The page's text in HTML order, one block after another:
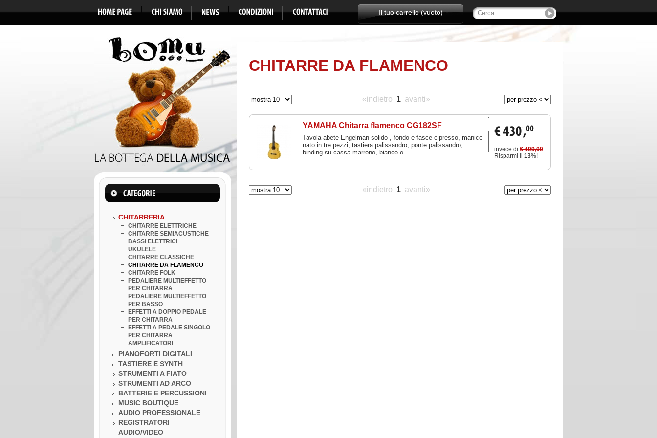
Il tuo carrello (vuoto)
CHITARRERIA
CHITARRE ELETTRICHE
CHITARRE SEMIACUSTICHE
BASSI ELETTRICI
UKULELE
CHITARRE CLASSICHE
CHITARRE DA FLAMENCO
CHITARRE FOLK
PEDALIERE MULTIEFFETTO
PER CHITARRA
PEDALIERE MULTIEFFETTO
PER BASSO
EFFETTI A DOPPIO PEDALE
PER CHITARRA
EFFETTI A PEDALE SINGOLO
PER CHITARRA
AMPLIFICATORI
PIANOFORTI DIGITALI
TASTIERE E SYNTH
STRUMENTI A FIATO
STRUMENTI AD ARCO
BATTERIE E PERCUSSIONI
MUSIC BOUTIQUE
AUDIO PROFESSIONALE
REGISTRATORI
AUDIO/VIDEO
CHITARRE DA FLAMENCO
«indietro 1 avanti»
invece di € 499,00
Risparmi il 13%!
YAMAHA Chitarra flamenco CG182SF
Tavola abete Engelman solido , fondo e fasce cipresso, manico
nato in tre pezzi, tastiera palissandro, ponte palissandro,
binding su cassa marrone, bianco e ...
«indietro 1 avanti»